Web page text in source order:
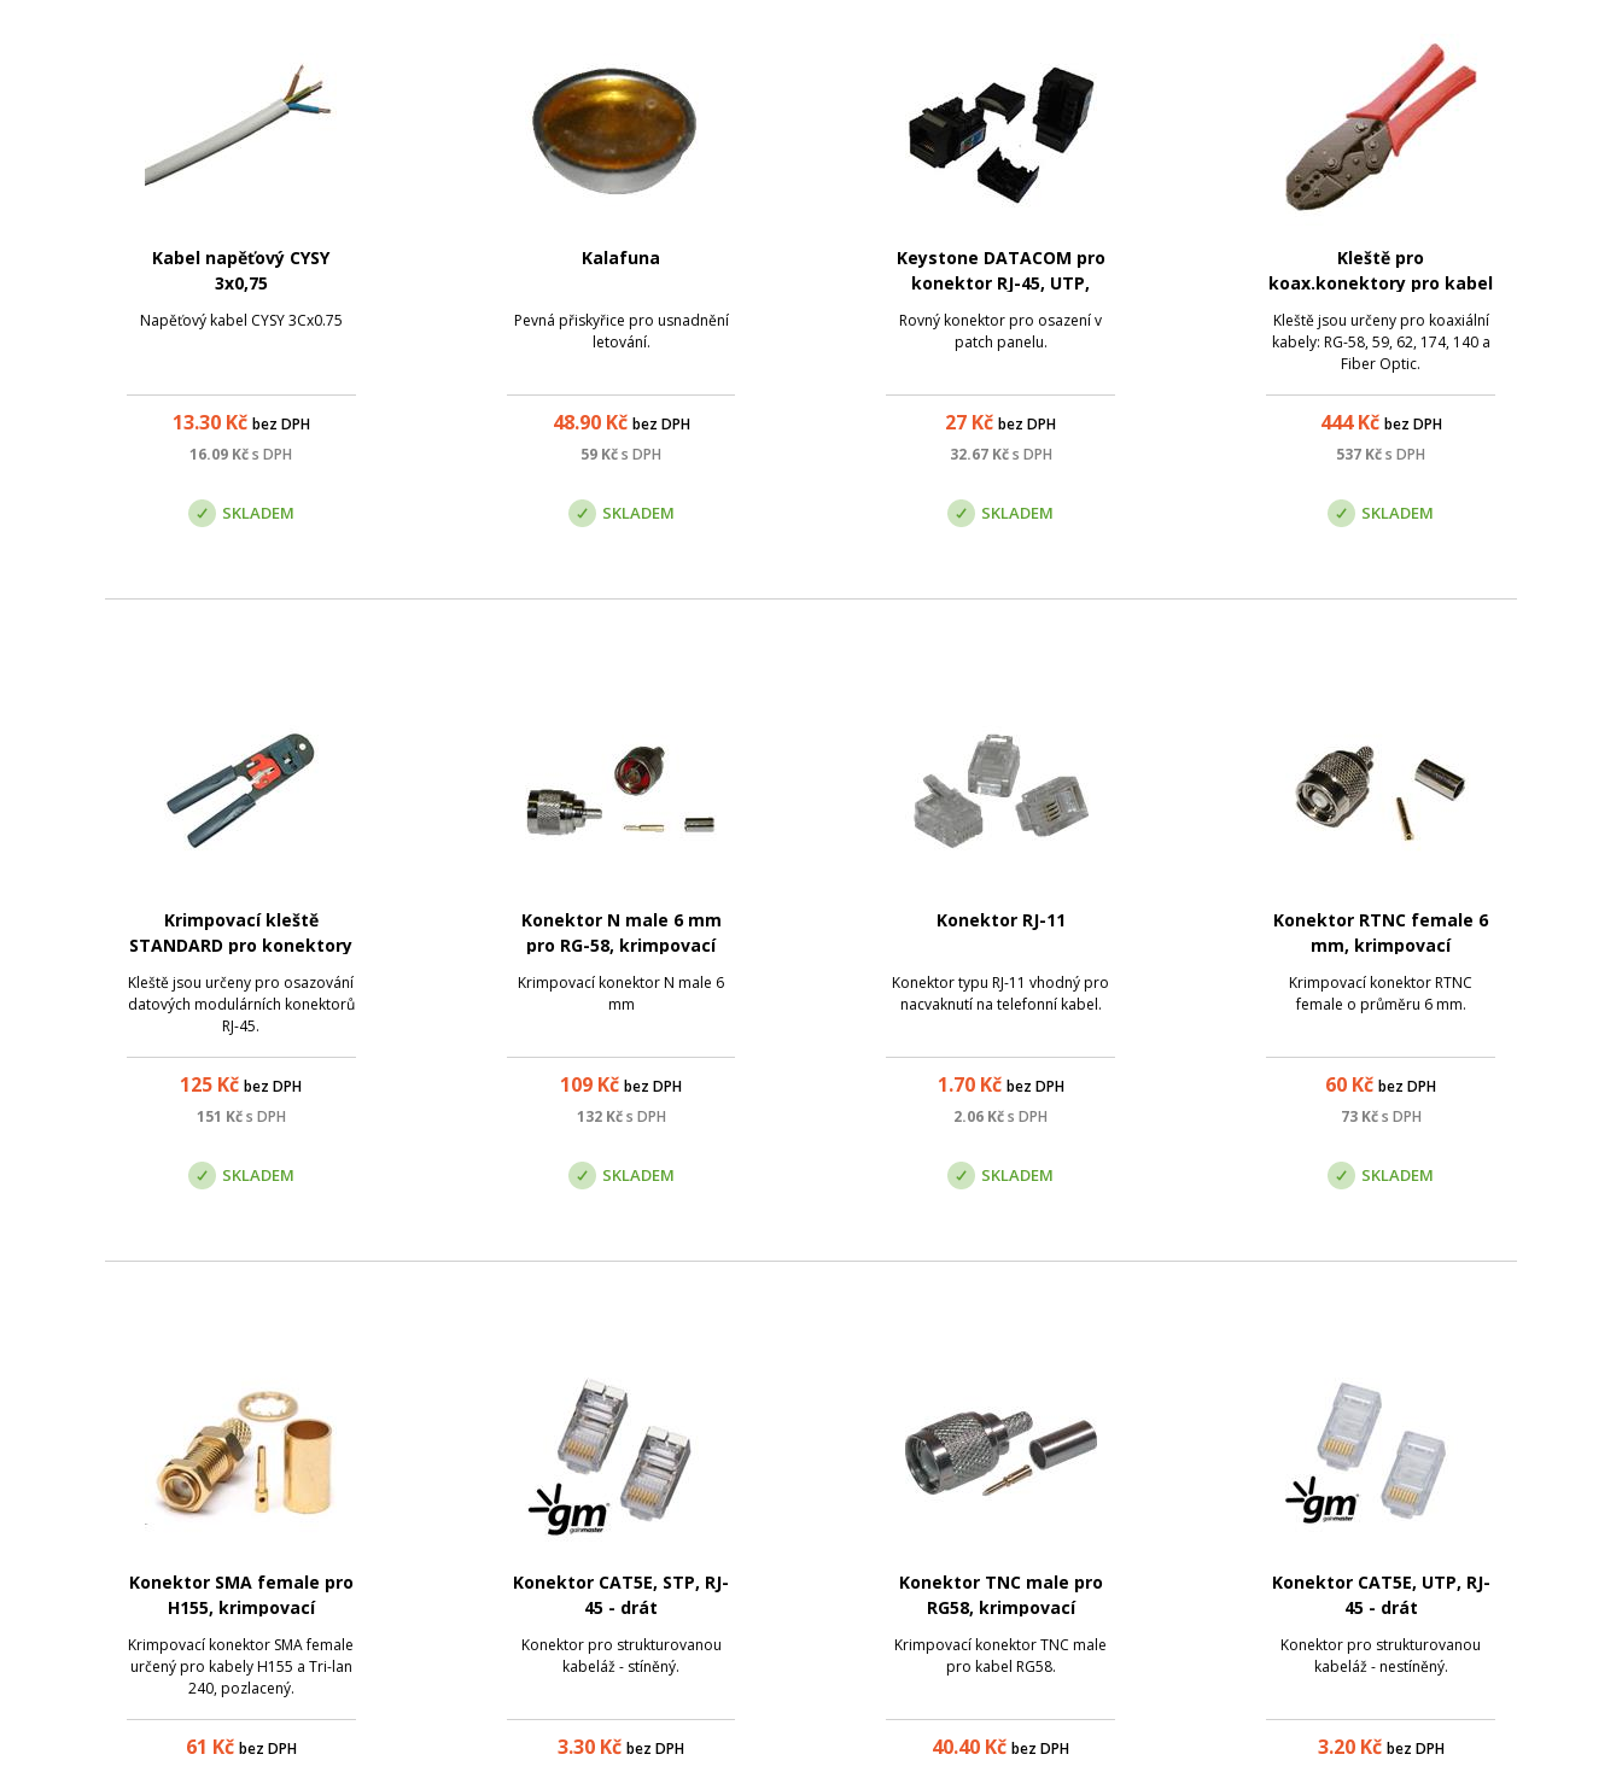
Kabel napěťový CYSY
3x0,75
Napěťový kabel CYSY 3Cx0.75
13.30Kč bez DPH
16.09 Kčs DPH
SKLADEM
Kalafuna
Pevná přiskyřice pro usnadnění
letování.
48.90Kč bez DPH
59 Kčs DPH
SKLADEM
Keystone DATACOM pro
konektor RJ-45, UTP,
Rovný konektor pro osazení v
patch panelu.
27 Kč bez DPH
32.67Kčs DPH
SKLADEM
Kleště pro
koax.konektory pro kabel
Kleště jsou určeny pro koaxiální
kabely: RG-58, 59, 62, 174, 140 a
Fiber Optic.
444Kč bez DPH
537 Kčs DPH
SKLADEM
Krimpovací kleště
STANDARD pro konektory
Kleště jsou určeny pro osazování
datových modulárních konektorů
RJ-45.
125 Kč bez DPH
151 Kčs DPH
SKLADEM
Konektor N male 6 mm
pro RG-58, krimpovací
Krimpovací konektor N male 6
mm
109 Kč bez DPH
132Kč s DPH
SKLADEM
Konektor RJ-11
Konektor typu RJ-11 vhodný pro
nacvaknutí na telefonní kabel.
1.70Kč bez DPH
2.06 Kčs DPH
SKLADEM
Konektor RTNC female 6
mm, krimpovací
Krimpovací konektor RTNC
female o průměru 6 mm.
60 Kč bez DPH
73Kč s DPH
SKLADEM
Konektor SMA female pro
H155, krimpovací
Krimpovací konektor SMA female
určený pro kabely H155 a Tri-lan
240, pozlacený.
61 Kč bez DPH
Konektor CAT5E, STP, RJ-
45 - drát
Konektor pro strukturovanou
kabeláž - stíněný.
3.30 Kč bez DPH
Konektor TNC male pro
RG58, krimpovací
Krimpovací konektor TNC male
pro kabel RG58.
40.40 Kč bez DPH
Konektor CAT5E, UTP, RJ-
45 - drát
Konektor pro strukturovanou
kabeláž - nestíněný.
3.20Kč bez DPH